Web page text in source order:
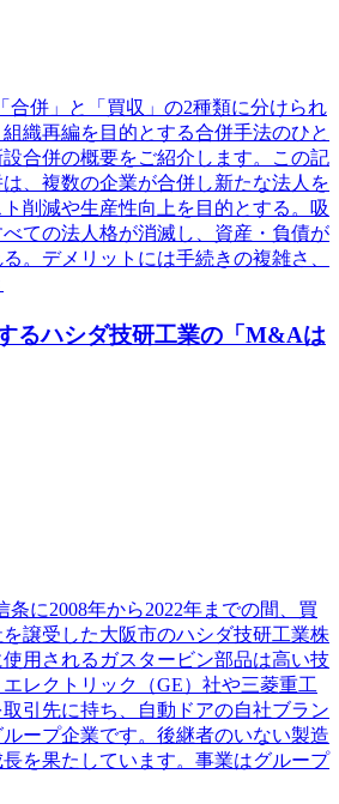
合併」と「買収」の2種類に分けられ
織再編を目的とする合併手法のひと
合併の概要をご紹介します。この記
、複数の企業が合併し新たな法人を
削減や生産性向上を目的とする。吸
ての法人格が消滅し、資産・負債が
。デメリットには手続きの複雑さ、
るハシダ技研工業の「M&Aは
条に2008年から2022年までの間、買
譲受した大阪市のハシダ技研工業株
用されるガスタービン部品は高い技
レクトリック（GE）社や三菱重工
引先に持ち、自動ドアの自社ブラン
ープ企業です。後継者のいない製造
を果たしています。事業はグループ